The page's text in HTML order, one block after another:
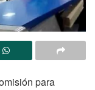
para